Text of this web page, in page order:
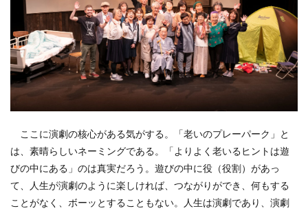
ここに演劇の核心がある気がする。「老いのプレーパーク」と
は、素晴らしいネーミングである。「よりよく老いるヒントは遊
びの中にある」のは真実だろう。遊びの中に役（役割）があっ
て、人生が演劇のように楽しければ、つながりができ、何もする
ことがなく、ボーッとすることもない。人生は演劇であり、演劇